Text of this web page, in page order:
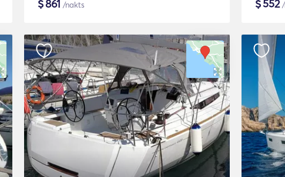
$861 /nakts $552/